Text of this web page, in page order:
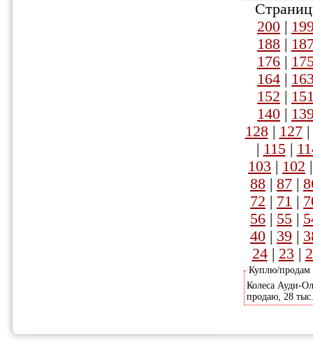
200 |
188 |
176 |
164 |
152 |
140 |
128| 127|
| 115|
103 | 102
88 | 87 |
72 | 71 |
56 | 55 |
40 | 39 |
24| 23 |
Куплю/
Колеса Ауди-
продаю, 28